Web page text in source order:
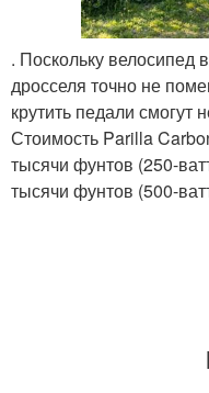
. Поскольку велосипед
дросселя точно не
крутить педали смогут
Стоимость Parilla
тысячи фунтов (250-
тысячи фунтов (500-